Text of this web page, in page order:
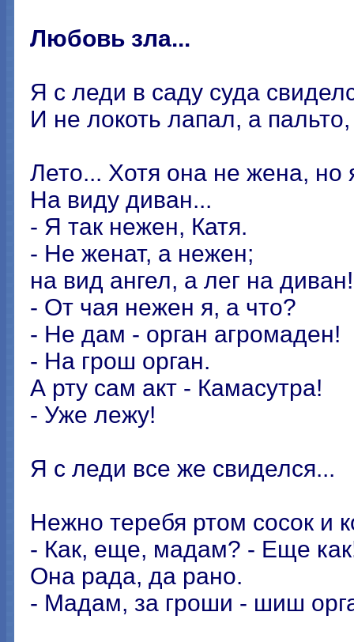
Любовь зла...
Я с леди в саду суда
И не локоть лапал, а
Лето... Хотя она не жена, но
На виду диван...
- Я так нежен, Катя.
- Не женат, а нежен;
на вид ангел, а лег на диван!
- От чая нежен я, а что?
- Не дам - орган агромаден!
- На грош орган.
А рту сам акт - Камасутра!
- Уже лежу!
Я с леди все же свиделся...
Нежно теребя ртом сосок и
- Как, еще, мадам? - Еще
Она рада, да рано.
- Мадам, за гроши - шиш